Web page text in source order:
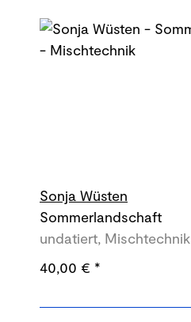
Sonja Wüsten
Sommerlandschaft
undatiert, Mischtechnik
40,00 € *